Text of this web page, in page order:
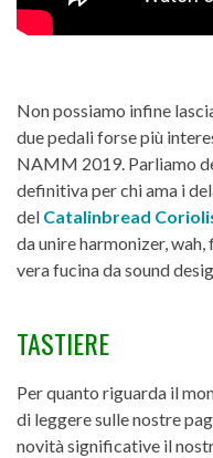
Non possiamo infine
due pedali forse più
NAMM 2019. Parliamo
definitiva per chi ama i
del Catalinbread
da unire harmonizer,
vera fucina da sound
TASTIERE
Per quanto riguarda il
di leggere sulle nostre
novità significative il